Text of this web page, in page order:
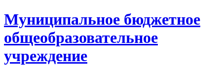
Муниципальное бюджетное
общеобразовательное
учреждение